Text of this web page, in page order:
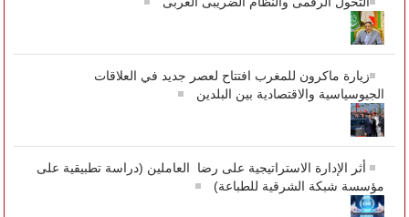
زيارة ماكرون للمغرب افتتاح لعصر جديد في العلاقات
الجيوسياسية والاقتصادية بين البلدين
أثر الإدارة الاستراتيجية على رضا العاملين (دراسة تطبيقية على
مؤسسة شبكة الشرقية للطباعة)